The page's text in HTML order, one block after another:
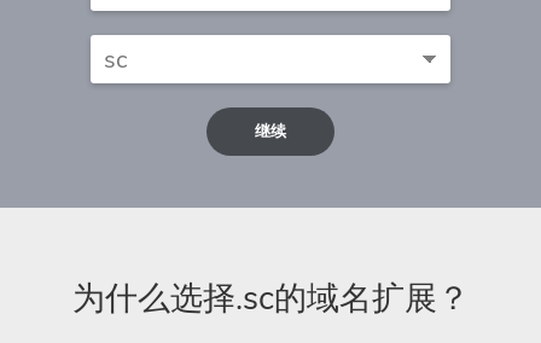
继续
为什么选择.sc的域名扩展？